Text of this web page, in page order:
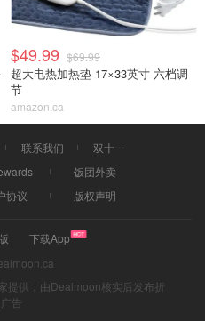
$49.99 $69.99
超大电热加热垫 17×33英寸 六档调
节
amazon.ca
联系我们
双十一
饭团外卖
协议 版权声明
下载App
提供，由Dealmoon核实后发布折
告